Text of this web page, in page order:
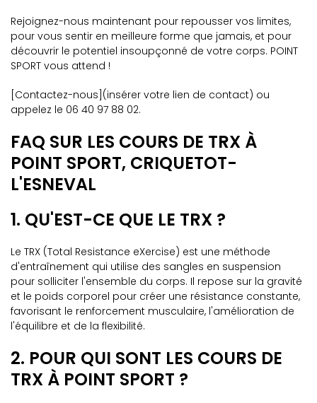
Rejoignez-nous maintenant pour repousser vos limites,
pour vous sentir en meilleure forme que jamais, et pour
découvrir le potentiel insoupçonné de votre corps. POINT
SPORT vous attend !
[Contactez-nous](insérer votre lien de contact) ou
appelez le 06 40 97 88 02.
FAQ SUR LES COURS DE TRX À
POINT SPORT, CRIQUETOT-
L'ESNEVAL
1. QU'EST-CE QUE LE TRX ?
Le TRX (Total Resistance eXercise) est une méthode
d'entraînement qui utilise des sangles en suspension
pour solliciter l'ensemble du corps. Il repose sur la gravité
et le poids corporel pour créer une résistance constante,
favorisant le renforcement musculaire, l'amélioration de
l'équilibre et de la flexibilité.
2. POUR QUI SONT LES COURS DE
TRX À POINT SPORT ?